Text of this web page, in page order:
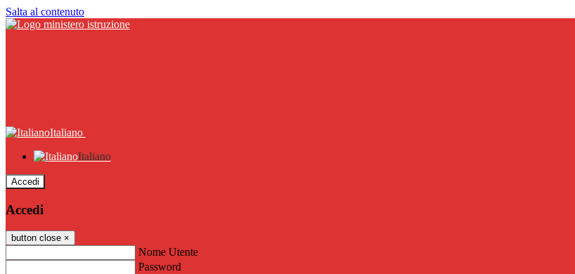
Salta al contenuto
Italiano
Italiano
Accedi
Accedi
button close ×
Nome Utente
Password